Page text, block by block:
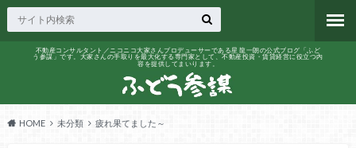
不動産コンサルタント／ニコニコ大家さんプロデューサーである星 龍一朗の公式ブログ「ふど
う参謀」です。大家さんの手取りを最大化する専門家として、不動産投資・賃貸経営に役立つ内
容を提供してまいります。
HOME 未分類 疲れ果てました～